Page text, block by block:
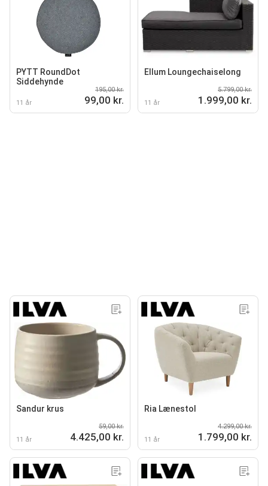
PYTT RoundDot
Siddehynde
11 år
195,00 kr.
99,00 kr.
Ellum Loungechaiselong
11 år
5.799,00 kr.
1.999,00 kr.
Sandur krus
11 år
59,00 kr.
4.425,00 kr.
Ria Lænestol
11 år
4.299,00 kr.
1.799,00 kr.